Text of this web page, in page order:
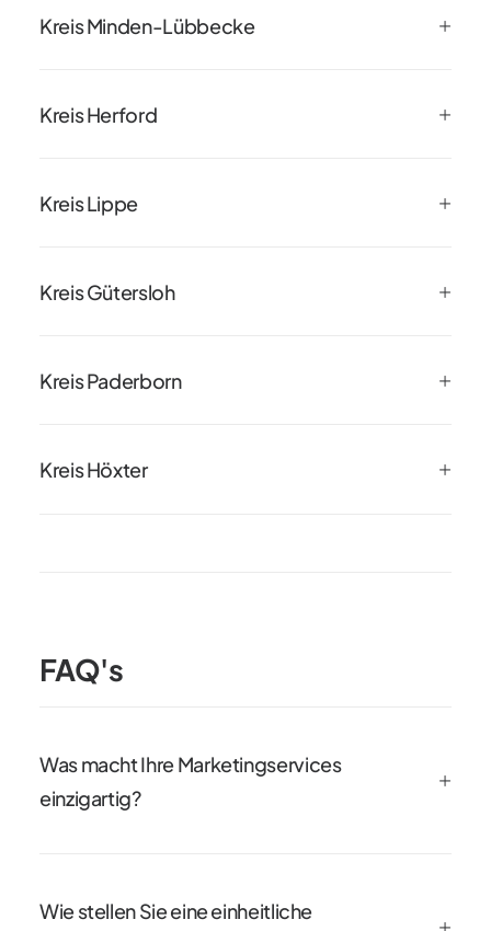
Kreis Minden-Lübbecke
Kreis Herford
Kreis Lippe
Kreis Gütersloh
Kreis Paderborn
Kreis Höxter
FAQ's
Was macht Ihre Marketingservices
einzigartig?
Wie stellen Sie eine einheitliche